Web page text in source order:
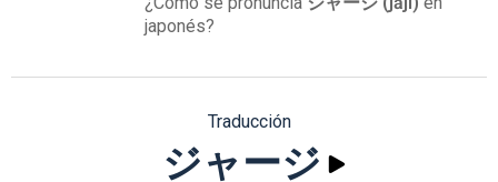
japonés?
Traducción
ジャージ